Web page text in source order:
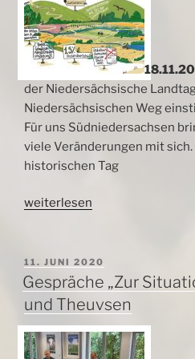
18.11.20
der Niedersächsische
Niedersächsischen Weg
Für uns Südniedersachsen
viele Veränderungen mit
historischen Tag
„Niedersächsischen
Onlinediskussion“
weiterlesen
VERÖFFENTLICHT
AM
11. JUNI 2020
Gespräche „Zur
und Theuvsen